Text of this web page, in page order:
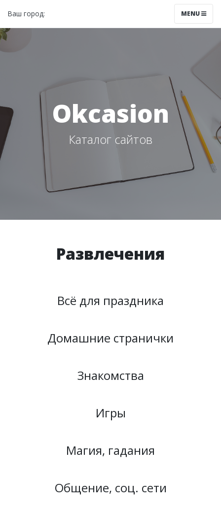
Ваш город: MENU
Okcasion
Каталог сайтов
Развлечения
Всё для праздника
Домашние странички
Знакомства
Игры
Магия, гадания
Общение, соц. сети